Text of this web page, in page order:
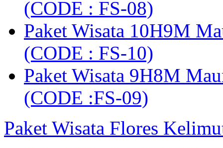
(CODE : FS-08)
Paket Wisata 10H9M
(CODE : FS-10)
Paket Wisata 9H8M
(CODE :FS-09)
Paket Wisata Flores